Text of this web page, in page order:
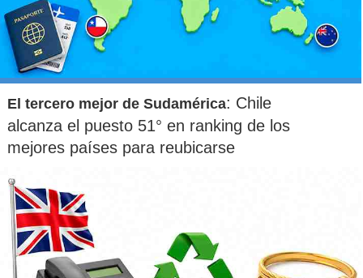
El tercero mejor de Sudamérica: Chile
alcanza el puesto 51° en ranking de los
mejores países para reubicarse